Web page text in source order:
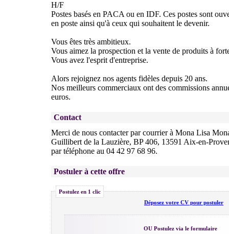
H/F
Postes basés en PACA ou en IDF. Ces postes sont
en poste ainsi qu'à ceux qui souhaitent le devenir.
Vous êtes très ambitieux.
Vous aimez la prospection et la vente de produits à
Vous avez l'esprit d'entreprise.
Alors rejoignez nos agents fidèles depuis 20 ans.
Nos meilleurs commerciaux ont des commissions
euros.
Contact
Merci de nous contacter par courrier à Mona Lisa
Guillibert de la Lauzière, BP 406, 13591 Aix-en-
par téléphone au 04 42 97 68 96.
Postuler à cette offre
Postulez en 1 clic
Déposez votre CV pour postuler
OU Postulez via le formulaire